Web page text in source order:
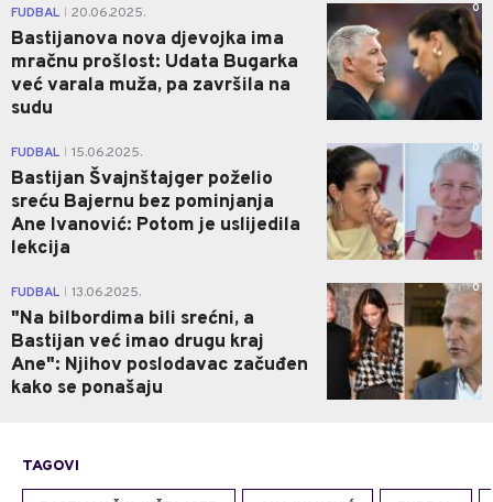
FUDBAL 20.06.2025.
Bastijanova nova djevojka ima
mračnu prošlost: Udata Bugarka
već varala muža, pa završila na
sudu
0
FUDBAL 15.06.2025.
Bastijan Švajnštajger poželio
sreću Bajernu bez pominjanja
Ane Ivanović: Potom je uslijedila
lekcija
0
FUDBAL 13.06.2025.
"Na bilbordima bili srećni, a
Bastijan već imao drugu kraj
Ane": Njihov poslodavac začuđen
kako se ponašaju
0
TAGOVI